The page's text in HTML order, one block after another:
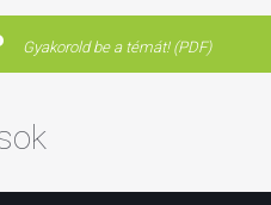
Gyakorold be a témát! (PDF)